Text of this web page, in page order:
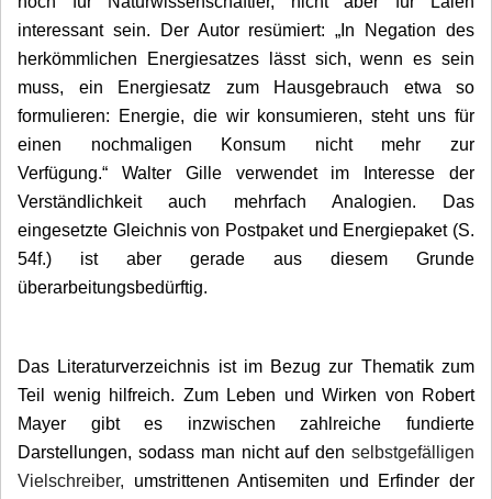
interessant sein. Der Autor resümiert: „In Negation des
herkömmlichen Energiesatzes lässt sich, wenn es sein
muss, ein Energiesatz zum Hausgebrauch etwa so
formulieren: Energie, die wir konsumieren, steht uns für
einen nochmaligen Konsum nicht mehr zur
Verfügung.“
Walter Gille verwendet im Interesse der
Verständlichkeit auch mehrfach Analogien. Das
eingesetzte Gleichnis von Postpaket und Energiepaket (S.
54f.) ist aber gerade aus diesem Grunde
überarbeitungsbedürftig.
Das Literaturverzeichnis ist im Bezug zur Thematik zum
Teil wenig hilfreich. Zum Leben und Wirken von Robert
Mayer gibt es inzwischen zahlreiche fundierte
Darstellungen, sodass man nicht auf den selbstgefälligen
Vielschreiber,
umstrittenen Antisemiten und Erfinder der